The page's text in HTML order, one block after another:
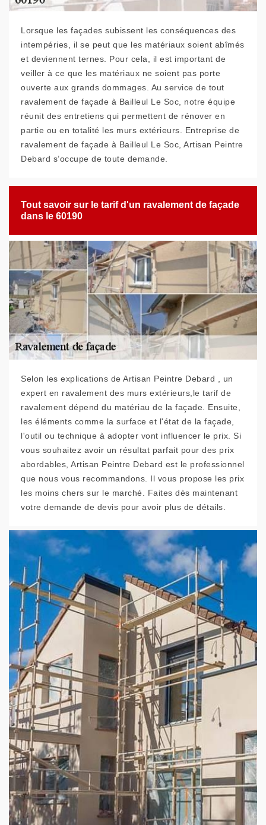
Lorsque les façades subissent les conséquences des
intempéries, il se peut que les matériaux soient abîmés
et deviennent ternes. Pour cela, il est important de
veiller à ce que les matériaux ne soient pas porte
ouverte aux grands dommages. Au service de tout
ravalement de façade à Bailleul Le Soc, notre équipe
réunit des entretiens qui permettent de rénover en
partie ou en totalité les murs extérieurs. Entreprise de
ravalement de façade à Bailleul Le Soc, Artisan Peintre
Debard s’occupe de toute demande.
Tout savoir sur le tarif d'un ravalement de façade
dans le 60190
Selon les explications de Artisan Peintre Debard , un
expert en ravalement des murs extérieurs,le tarif de
ravalement dépend du matériau de la façade. Ensuite,
les éléments comme la surface et l'état de la façade,
l'outil ou technique à adopter vont influencer le prix. Si
vous souhaitez avoir un résultat parfait pour des prix
abordables, Artisan Peintre Debard est le professionnel
que nous vous recommandons. Il vous propose les prix
les moins chers sur le marché. Faites dès maintenant
votre demande de devis pour avoir plus de détails.